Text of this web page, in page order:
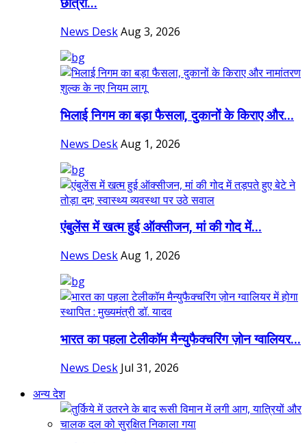
छात्रों...
News DeskAug 3, 2026
भिलाई निगम का बड़ा फैसला, दुकानों के किराए और...
News DeskAug 1, 2026
एंबुलेंस में खत्म हुई ऑक्सीजन, मां की गोद में...
News DeskAug 1, 2026
भारत का पहला टेलीकॉम मैन्युफैक्चरिंग ज़ोन ग्वालियर...
News Desk Jul 31, 2026
अन्य देश